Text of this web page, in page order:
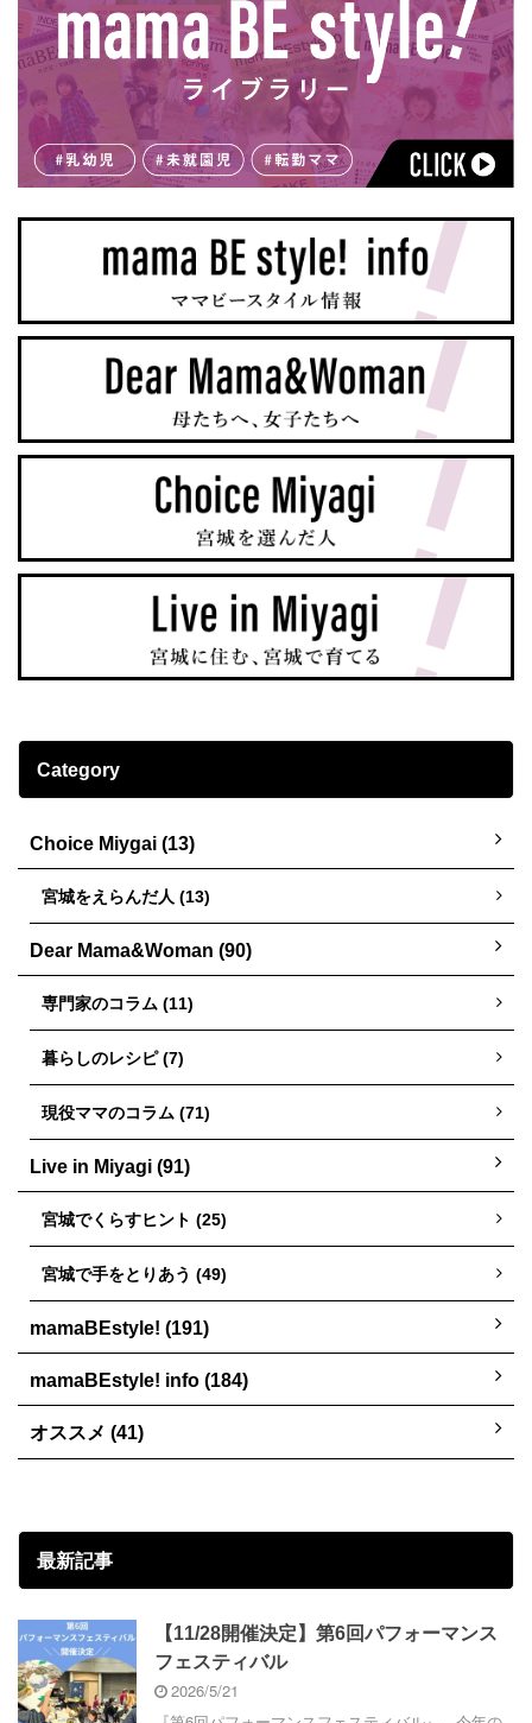
Category
Choice Miygai (13)
宮城をえらんだ人 (13)
Dear Mama&Woman (90)
専門家のコラム (11)
暮らしのレシピ (7)
現役ママのコラム (71)
Live in Miyagi (91)
宮城でくらすヒント (25)
宮城で手をとりあう (49)
mamaBEstyle! (191)
mamaBEstyle! info (184)
オススメ (41)
最新記事
【11/28開催決定】第6回パフォーマンス
フェスティバル
2026/5/21